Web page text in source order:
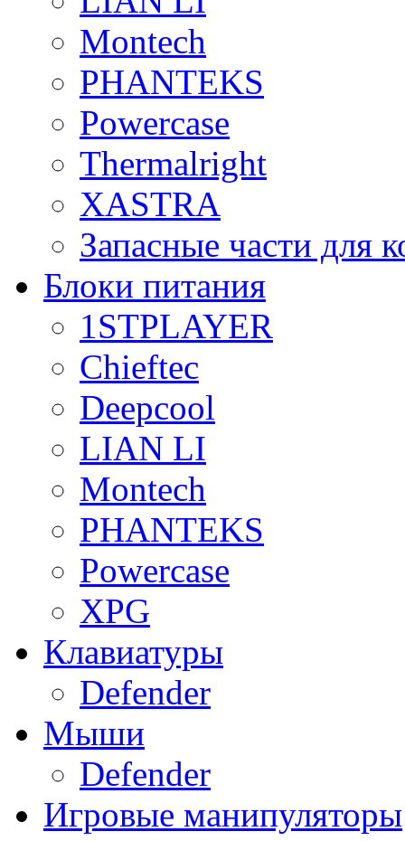
Montech
PHANTEKS
Powercase
Thermalright
XASTRA
Запасные части для
Блоки питания
1STPLAYER
Chieftec
Deepcool
LIAN LI
Montech
PHANTEKS
Powercase
XPG
Клавиатуры
Defender
Мыши
Defender
Игровые манипуляторы